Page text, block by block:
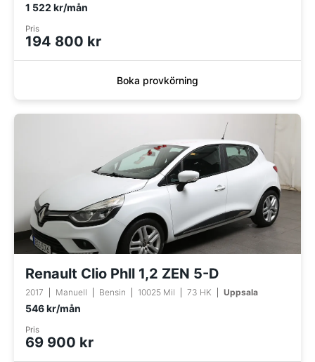
1 522 kr/mån
Pris
194 800 kr
Boka provkörning
Renault Clio Phll 1,2 ZEN 5-D
2017 Manuell Bensin 10025 Mil 73 HK Uppsala
546 kr/mån
Pris
69 900 kr